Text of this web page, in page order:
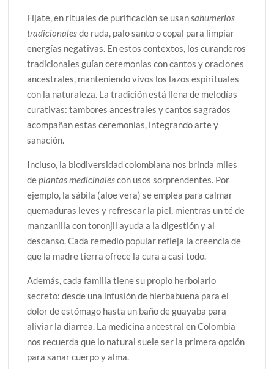
Fíjate, en rituales de purificación se usansahumerios
tradicionalesde ruda, palo santo o copal para limpiar
energías negativas. En estos contextos, los curanderos
tradicionales guían ceremonias con cantos y oraciones
ancestrales, manteniendo vivos los lazos espirituales
con la naturaleza. La tradición está llena de melodías
curativas: tambores ancestrales y cantos sagrados
acompañan estas ceremonias, integrando arte y
sanación.
Incluso, la biodiversidad colombiana nos brinda miles
deplantas medicinalescon usos sorprendentes. Por
ejemplo, la sábila (aloe vera) se emplea para calmar
quemaduras leves y refrescar la piel, mientras un té de
manzanilla con toronjil ayuda a la digestión y al
descanso. Cada remedio popular refleja la creencia de
que la madre tierra ofrece la cura a casi todo.
Además, cada familia tiene su propio herbolario
secreto: desde una infusión de hierbabuena para el
dolor de estómago hasta un baño de guayaba para
aliviar la diarrea. La medicina ancestral en Colombia
nos recuerda que lo natural suele ser la primera opción
para sanar cuerpo y alma.